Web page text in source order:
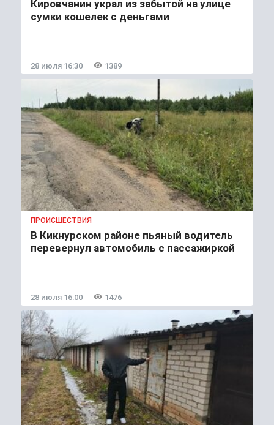
Кировчанин украл из забытой на улице
сумки кошелек с деньгами
28 июля 16:30 1389
ПРОИСШЕСТВИЯ
В Кикнурском районе пьяный водитель
перевернул автомобиль с пассажиркой
28 июля 16:00 1476